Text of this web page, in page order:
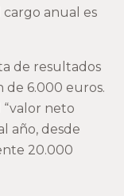
cargo anual es
de resultados
de 6.000 euros.
neto
año, desde
20.000